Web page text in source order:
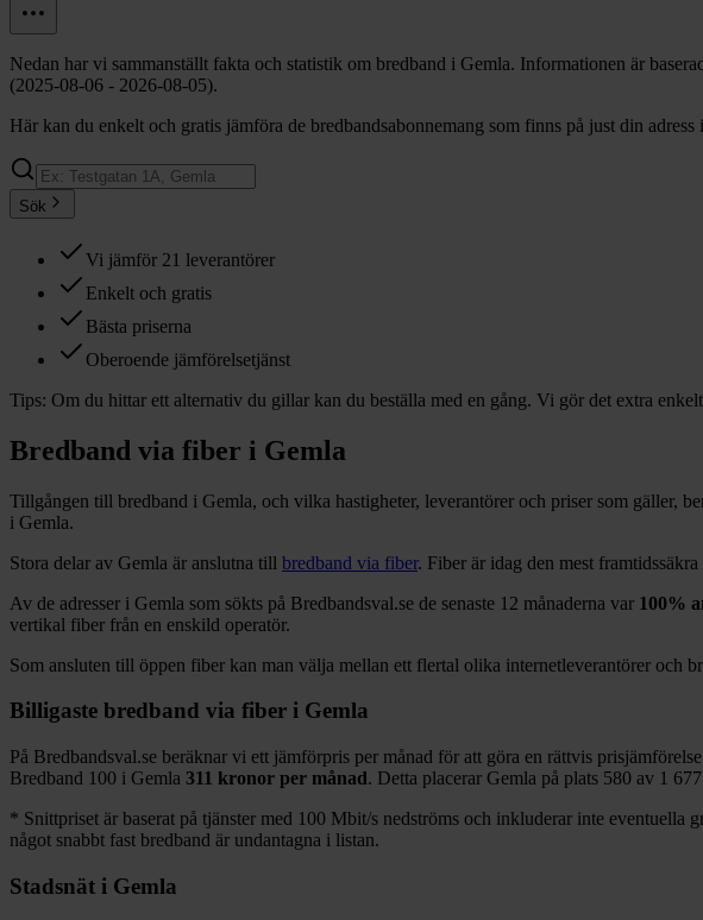
Nedan har vi sammanställt fakta och statistik om bredband i Gemla. Informationen är
(2025-08-06 - 2026-08-05).
Här kan du enkelt och gratis jämföra de bredbandsabonnemang som finns på just din
Sök
Vi jämför 21 leverantörer
Enkelt och gratis
Bästa priserna
Oberoende jämförelsetjänst
Tips: Om du hittar ett alternativ du gillar kan du beställa med en gång. Vi gör det extra
Bredband via fiber i Gemla
Tillgången till bredband i Gemla, och vilka hastigheter, leverantörer och priser som gäller,
i Gemla.
Stora delar av Gemla är anslutna till bredband via fiber. Fiber är idag den mest
Av de adresser i Gemla som sökts på Bredbandsval.se de senaste 12 månaderna var 100%
vertikal fiber från en enskild operatör.
Som ansluten till öppen fiber kan man välja mellan ett flertal olika internetleverantörer och
Billigaste bredband via fiber i Gemla
På Bredbandsval.se beräknar vi ett jämförpris per månad för att göra en rättvis
Bredband 100 i Gemla 311 kronor per månad. Detta placerar Gemla på plats 580 av 1 677
* Snittpriset är baserat på tjänster med 100 Mbit/s nedströms och inkluderar inte eventuella
något snabbt fast bredband är undantagna i listan.
Stadsnät i Gemla